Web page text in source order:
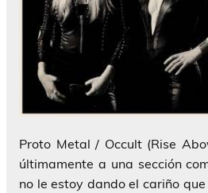
Proto Metal / Occult (Rise
últimamente a una sección
no le estoy dando el cariño